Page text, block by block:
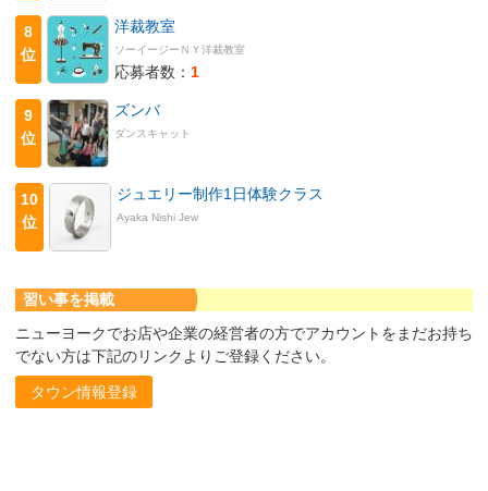
8
位
洋裁教室
ソーイージーＮＹ洋裁教室
応募者数： 1
9
位
ズンバ
ダンスキャット
10
位
ジュエリー制作1日体験クラス
Ayaka Nishi Jew
習い事を掲載
ニューヨークでお店や企業の経営者の方でアカウントをまだお持ち
でない方は下記のリンクよりご登録ください。
タウン情報登録